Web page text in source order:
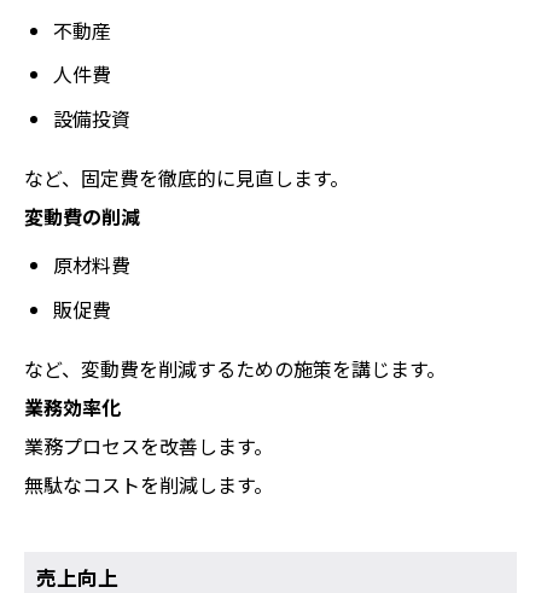
不動産
人件費
設備投資
など、固定費を徹底的に見直します。
変動費の削減
原材料費
販促費
など、変動費を削減するための施策を講じます。
業務効率化
業務プロセスを改善します。
無駄なコストを削減します。
売上向上